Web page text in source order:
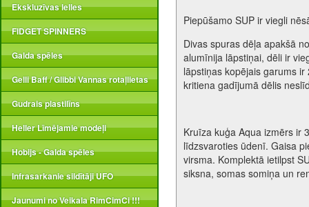
Ekskluzīvas lelles
FIDGET SPINNERS
Galda spēles
Gelli Baff / Glibbi Vannas rotaļlietas
Gudrais plastilīns
Heller Līmējamie modeļi
Hobijs - Galda spēles
Infrasarkanie sildītāji UFO
Jaunumi no Veikala RimCimCi !!!
Piepūšamo SUP ir viegli
Divas spuras dēļa apakšā
alumīnija lāpstiņai, dēli ir
lāpstiņas kopējais garums
kritiena gadījumā dēlis
Kruīza kuģa Aqua izmērs ir
līdzsvaroties ūdenī. Gaisa
virsma. Komplektā ietilpst
siksna, somas somiņa un